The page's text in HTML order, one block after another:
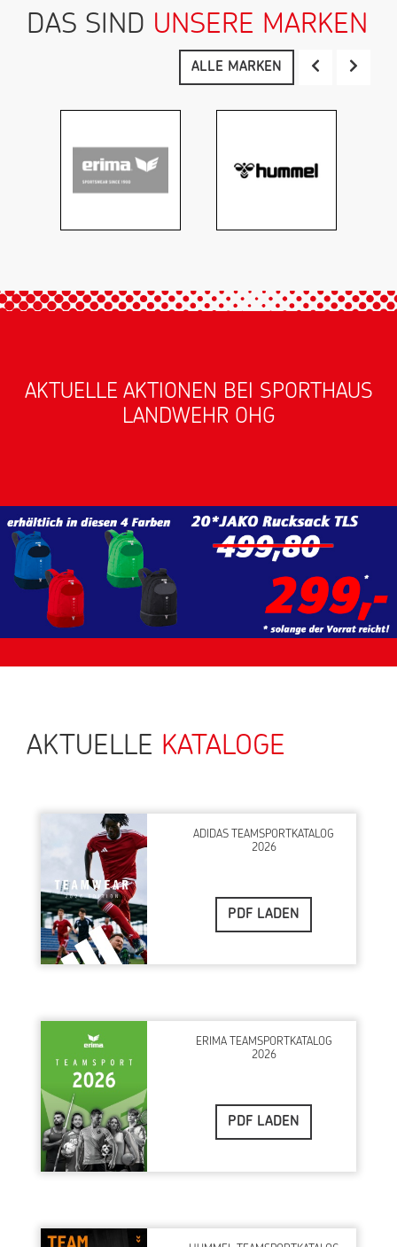
DAS SIND UNSERE MARKEN
ALLE MARKEN
AKTUELLE AKTIONEN BEI SPORTHAUS
LANDWEHR OHG
AKTUELLE KATALOGE
ADIDAS TEAMSPORTKATALOG
2026
PDF LADEN
ERIMA TEAMSPORTKATALOG
2026
PDF LADEN